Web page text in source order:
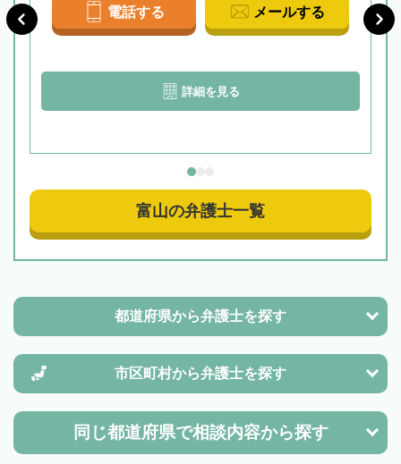
電話する メールする
詳細を見る
富山の弁護士一覧
都道府県から弁護士を探す
市区町村から弁護士を探す
同じ都道府県で相談内容から探す